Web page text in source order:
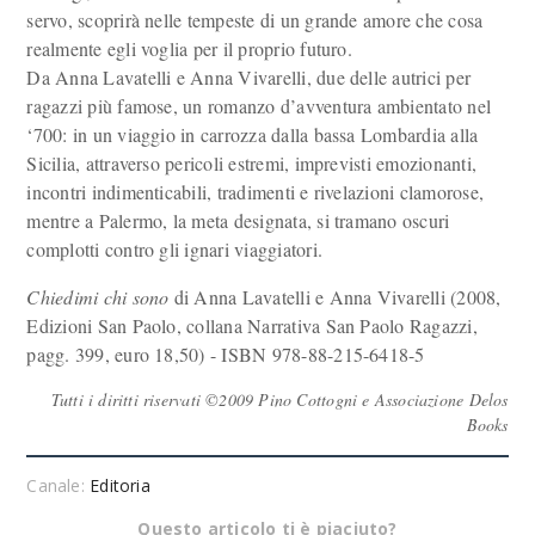
servo, scoprirà nelle tempeste di un grande amore che cosa
realmente egli voglia per il proprio futuro.
Da Anna Lavatelli e Anna Vivarelli, due delle autrici per
ragazzi più famose, un romanzo d’avventura ambientato nel
‘700: in un viaggio in carrozza dalla bassa Lombardia alla
Sicilia, attraverso pericoli estremi, imprevisti emozionanti,
incontri indimenticabili, tradimenti e rivelazioni clamorose,
mentre a Palermo, la meta designata, si tramano oscuri
complotti contro gli ignari viaggiatori.
Chiedimi chi sono di Anna Lavatelli e Anna Vivarelli (2008,
Edizioni San Paolo, collana Narrativa San Paolo Ragazzi,
pagg. 399, euro 18,50) - ISBN 978-88-215-6418-5
Tutti i diritti riservati ©2009 Pino Cottogni e Associazione Delos
Books
Canale: Editoria
Questo articolo ti è piaciuto?